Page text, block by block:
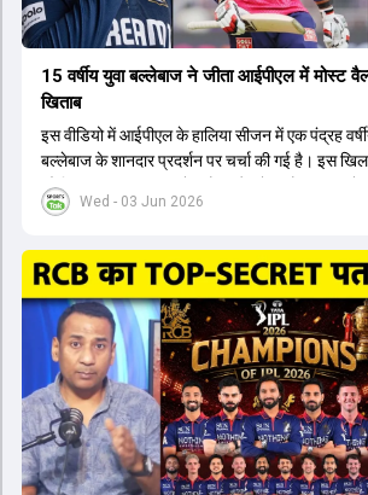
Wed - 03 Jun 2026
15 वर्षीय युवा बल्लेबाज ने जीता आईपीएल में मोस्ट
खिताब
इस वीडियो में आईपीएल के हालिया सीजन में एक पंद्रह
बल्लेबाज के शानदार प्रदर्शन पर चर्चा की गई है। इस
सौ छिहत्तर रन बनाकर ऑरेंज कैप और मोस्ट वैल्युएबल
किया है। वीडियो में बताया गया है कि ऑस्ट्रेलियाई टीम के
ऑस्ट्रेलियाई कप्तान के अनुसार, शुरुआत में लोगों को इस
संदेह था, लेकिन अब उसने खुद को एक बेहतरीन बल्लेबाज
गेंद को बाउंड्री के काफी पार मारने की क्षमता रखता है।
ने कहा कि टूर्नामेंट जीतने वाली टीम के अलावा इस
युवा खिलाड़ी का प्रदर्शन रहा है, जिसे देखने के लिए
थी। शानदार प्रदर्शन के बाद इस युवा खिलाड़ी को
त्रिकोणीय सीरीज के लिए इंडिया ए टीम में भी शामिल कर